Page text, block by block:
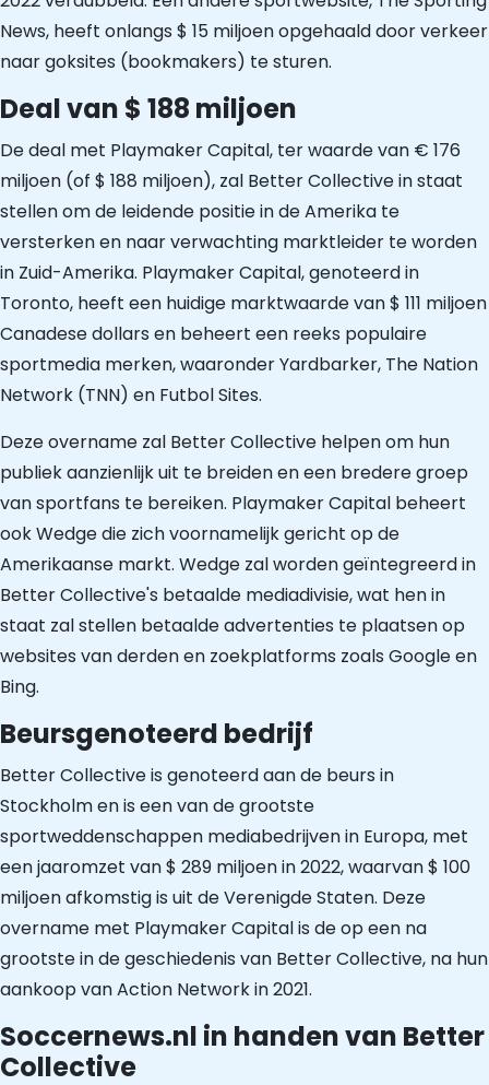
News, heeft onlangs $ 15 miljoen opgehaald door verkeer
naar goksites (bookmakers) te sturen.
Deal van $ 188 miljoen
De deal met Playmaker Capital, ter waarde van € 176
miljoen (of $ 188 miljoen), zal Better Collective in staat
stellen om de leidende positie in de Amerika te
versterken en naar verwachting marktleider te worden
in Zuid-Amerika. Playmaker Capital, genoteerd in
Toronto, heeft een huidige marktwaarde van $ 111 miljoen
Canadese dollars en beheert een reeks populaire
sportmedia merken, waaronder Yardbarker, The Nation
Network (TNN) en Futbol Sites.
Deze overname zal Better Collective helpen om hun
publiek aanzienlijk uit te breiden en een bredere groep
van sportfans te bereiken. Playmaker Capital beheert
ook Wedge die zich voornamelijk gericht op de
Amerikaanse markt. Wedge zal worden geïntegreerd in
Better Collective's betaalde mediadivisie, wat hen in
staat zal stellen betaalde advertenties te plaatsen op
websites van derden en zoekplatforms zoals Google en
Bing.
Beursgenoteerd bedrijf
Better Collective is genoteerd aan de beurs in
Stockholm en is een van de grootste
sportweddenschappen mediabedrijven in Europa, met
een jaaromzet van $ 289 miljoen in 2022, waarvan $ 100
miljoen afkomstig is uit de Verenigde Staten. Deze
overname met Playmaker Capital is de op een na
grootste in de geschiedenis van Better Collective, na hun
aankoop van Action Network in 2021.
Soccernews.nl in handen van Better
Collective